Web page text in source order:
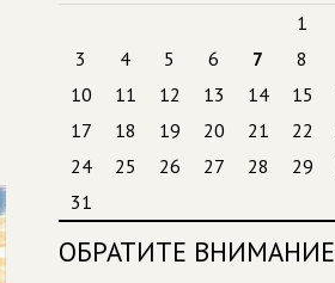
1
3
4 5 6 7 8
10
11 12 13 14 15
17
18 19 20 21 22
24
25 26 27 28 29
31
ОБРАТИТЕ ВНИМАНИЕ